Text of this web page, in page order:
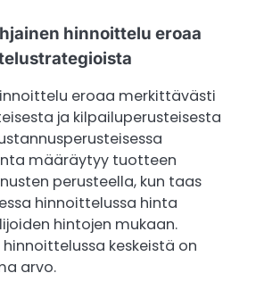
hinnoittelu eroaa
eroaa merkittävästi
ja kilpailuperusteisesta
määräytyy tuotteen
perusteella, kun taas
hinnoittelussa hinta
hintojen mukaan.
keskeistä on
arvo.